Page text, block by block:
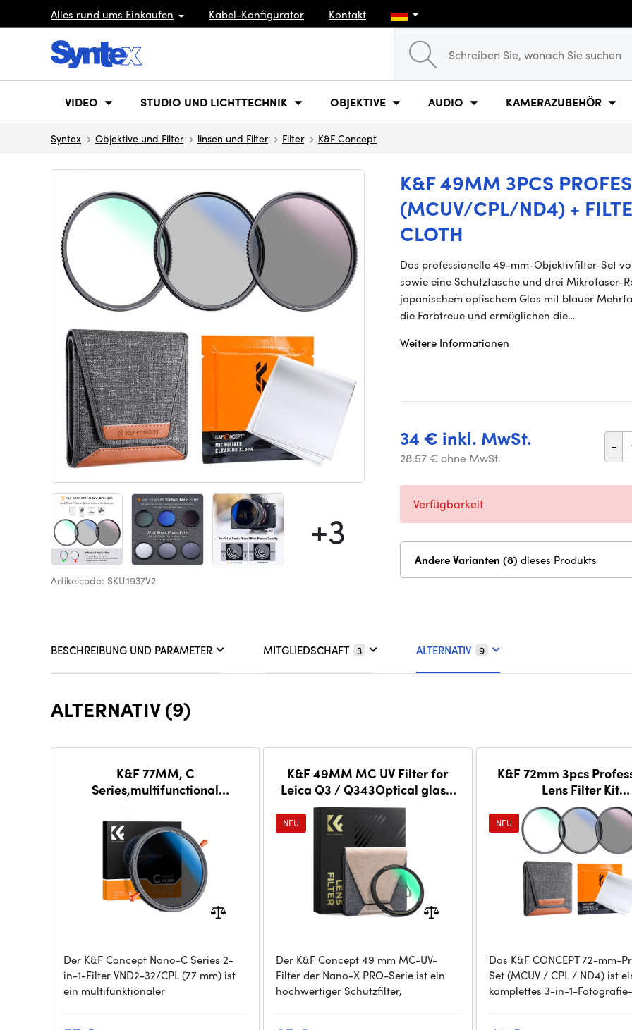
Alles rund ums Einkaufen Kabel-Konfigurator Kontakt
VIDEO STUDIO UND LICHTTECHNIK OBJEKTIVE AUDIO KAMERAZUBEHÖR
Syntex Objektive und Filter linsen und Filter Filter K&F Concept
K&F 49MM 3PCS
(MCUV/CPL/ND4) +
CLOTH
+3
Artikelcode: SKU.1937V2
Das professionelle 49-mm-Objektivfilter-Set
sowie eine Schutztasche und drei Mikrofaser-
japanischem optischem Glas mit blauer
die Farbtreue und ermöglichen die…
Weitere Informationen
34 € inkl. MwSt.
28.57 € ohne MwSt.
-
Verfügbarkeit
Andere Varianten (8) dieses Produkts
BESCHREIBUNG UND PARAMETER MITGLIEDSCHAFT 3 ALTERNATIV 9
ALTERNATIV (9)
K&F 77MM, C
Series,multifunctional
filter, HD, Waterproof, Anti
Scratch
Der K&F Concept Nano-C Series 2-
in-1-Filter VND2-32/CPL (77 mm) ist
ein multifunktionaler
K&F 49MM MC UV Filter for
Leica Q3 / Q343Optical glass,
multi-coated, ultra-low
reflection, ultra-sh
NEU
Der K&F Concept 49 mm MC-UV-
Filter der Nano-X PRO-Serie ist ein
hochwertiger Schutzfilter,
K&F 72mm 3pcs
Lens Filter Kit
(MCUV/CPL/ND4) +
Pouch+3pcs*Cleaning
NEU
Das K&F CONCEPT 72-mm-
Set (MCUV / CPL / ND4) ist
komplettes 3-in-1-